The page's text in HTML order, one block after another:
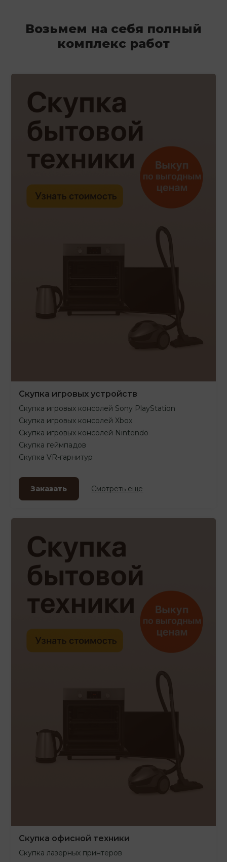
Возьмем на себя полный
комплекс работ
Скупка игровых устройств
Скупка игровых консолей Sony PlayStation
Скупка игровых консолей Xbox
Скупка игровых консолей Nintendo
Скупка геймпадов
Скупка VR-гарнитур
Заказать Смотреть еще
Скупка офисной техники
Скупка лазерных принтеров